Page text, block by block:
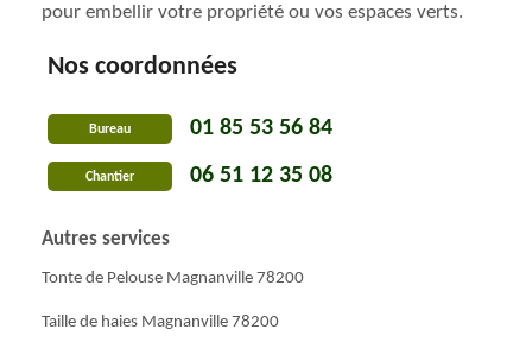
pour embellir votre propriété ou vos espaces verts.
Nos coordonnées
Bureau 01 85 53 56 84
Chantier 06 51 12 35 08
Autres services
Tonte de Pelouse Magnanville 78200
Taille de haies Magnanville 78200